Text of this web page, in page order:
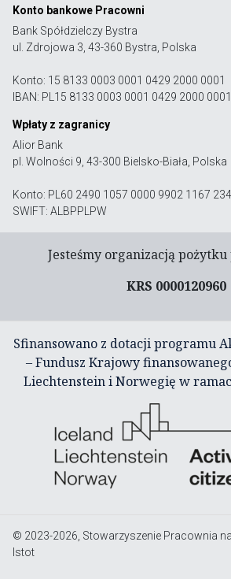
Konto bankowe Pracowni
Bank Spółdzielczy Bystra
ul. Zdrojowa 3, 43-360 Bystra, Polska
Konto: 15 8133 0003 0001 0429 2000 0001
IBAN: PL15 8133 0003 0001 0429 2000 0001
Wpłaty z zagranicy
Alior Bank
pl. Wolności 9, 43-300 Bielsko-Biała, Polska
Konto: PL60 2490 1057 0000 9902 1167
SWIFT: ALBPPLPW
Jesteśmy organizacją
KRS 0000120960
Sfinansowano z dotacji programu
– Fundusz Krajowy
Liechtenstein i Norwegię w
© 2023-2026, Stowarzyszenie Pracownia
Istot